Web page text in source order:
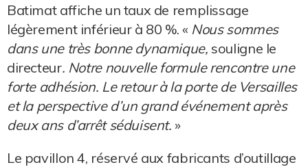
Batimat affiche un taux de remplissage
légèrement inférieur à 80 %. « Nous sommes
dans une très bonne dynamique,souligne le
directeur. Notre nouvelle formule rencontre une
forte adhésion. Le retour à la porte de Versailles
et la perspective d’un grand événement après
deux ans d’arrêt séduisent.»
Le pavillon 4, réservé aux fabricants d’outillage